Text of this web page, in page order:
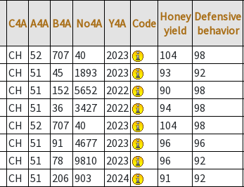
C4A A4A B4A No4A Y4A Code Honey
yield
Defensive
behavior
CH 52 707 40 2023 104 98
CH 51 45 1893 2023 93 92
CH 51 152 5652 2022 90 98
CH 51 36 3427 2022 94 98
CH 52 707 40 2023 104 98
CH 51 91 4677 2023 96 96
CH 51 78 9810 2023 96 92
CH 51 206 903 2024 91 92